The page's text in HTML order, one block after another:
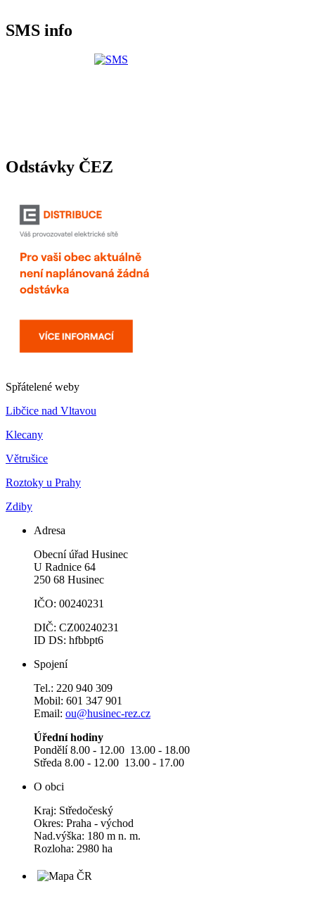
SMS info
Odstávky ČEZ
Spřátelené weby
Libčice nad Vltavou
Klecany
Větrušice
Roztoky u Prahy
Zdiby
Adresa
Obecní úřad Husinec
U Radnice 64
250 68 Husinec
IČO: 00240231
DIČ: CZ00240231
ID DS: hfbbpt6
Spojení
Tel.: 220 940 309
Mobil: 601 347 901
Email: ou@husinec-rez.cz
Úřední hodiny
Pondělí 8.00 - 12.00 13.00 - 18.00
Středa 8.00 - 12.00 13.00 - 17.00
O obci
Kraj: Středočeský
Okres: Praha - východ
Nad.výška: 180 m n. m.
Rozloha: 2980 ha